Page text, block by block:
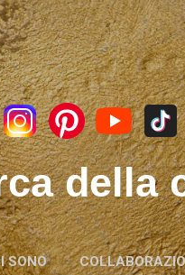
Passa ai contenuti principali
della
SONO